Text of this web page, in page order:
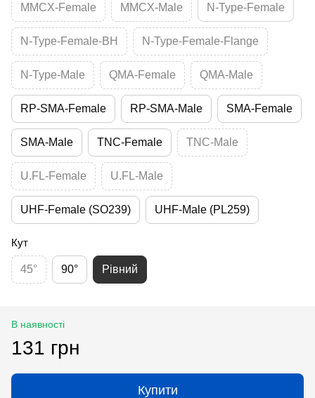
MMCX-Female MMCX-Male N-Type-Female
N-Type-Female-BH N-Type-Female-Flange
N-Type-Male QMA-Female QMA-Male
RP-SMA-Female RP-SMA-Male SMA-Female
SMA-Male TNC-Female TNC-Male
U.FL-Female U.FL-Male
UHF-Female (SO239) UHF-Male (PL259)
Кут
45° 90° Рівний
В наявності
131 грн
Купити